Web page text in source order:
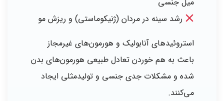
رشد سینه در مردان (ژنیکوماستی) و ریزش مو
استروئیدهای آنابولیک و هورمون‌های غیرمجاز
باعث به هم خوردن تعادل طبیعی هورمون‌های بدن
شده و مشکلات جدی جنسی و تولیدمثلی ایجاد
می‌کنند.